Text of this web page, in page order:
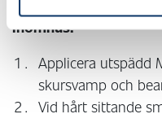
Inomhus:
Applicera utspädd
skursvamp och
Vid hårt sittande